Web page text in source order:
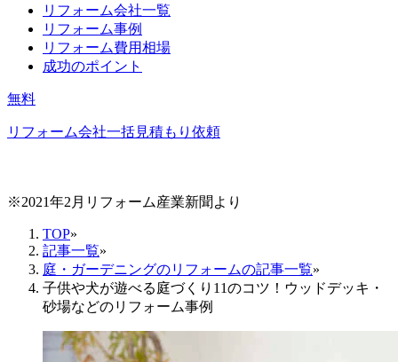
リフォーム会社一覧
リフォーム事例
リフォーム費用相場
成功のポイント
無料
リフォーム会社一括見積もり依頼
※2021年2月リフォーム産業新聞より
TOP»
記事一覧»
庭・ガーデニングのリフォームの記事一覧»
子供や犬が遊べる庭づくり11のコツ！ウッドデッキ・
砂場などのリフォーム事例